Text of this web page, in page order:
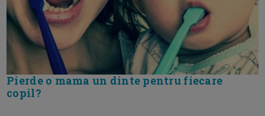
Pierde o mama un dinte pentru fiecare
copil?